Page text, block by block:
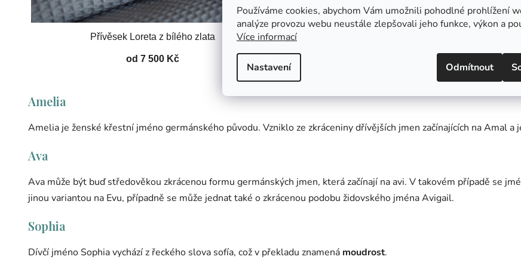
Používáme cookies, abychom Vám umožnili pohodlné prohlížení
analýze provozu webu neustále zlepšovali jeho funkce, výkon a
Více informací
Nastavení Odmítnout
Přívěsek Loreta z bílého zlata
od 7 500 Kč
Amelia
Amelia je ženské křestní jméno germánského původu. Vzniklo ze zkráceniny dřívějších jmen začínajících na Amal a
Ava
Ava může být buď středověkou zkrácenou formu germánských jmen, která začínají na avi. V takovém případě se
jinou variantou na Evu, případně se může jednat také o zkrácenou podobu židovského jména Avigail.
Sophia
Dívčí jméno Sophia vychází z řeckého slova sofía, což v překladu znamená moudrost.